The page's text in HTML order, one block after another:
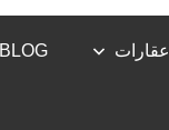
عقارات BLOG